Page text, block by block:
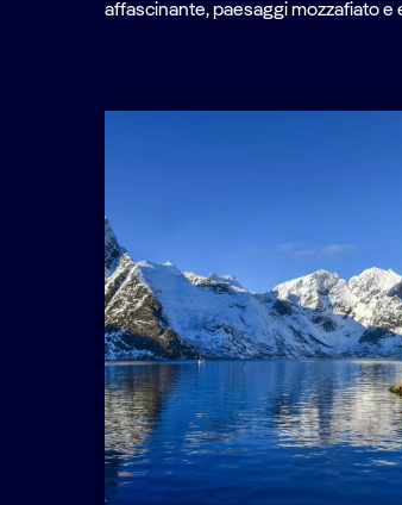
affascinante, paesaggi mozzafiato